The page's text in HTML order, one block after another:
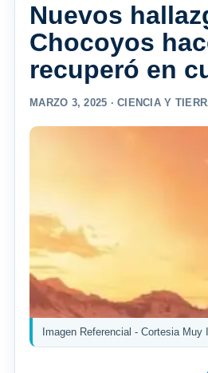
Nuevos
Chocoyos
recuperó en
MARZO 3, 2025 ·CIENCIA Y
Imagen Referencial - Cortesia